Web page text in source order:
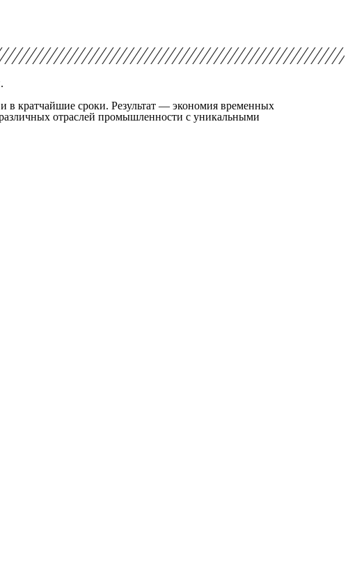
в кратчайшие сроки. Результат — экономия временных
отраслей промышленности с уникальными